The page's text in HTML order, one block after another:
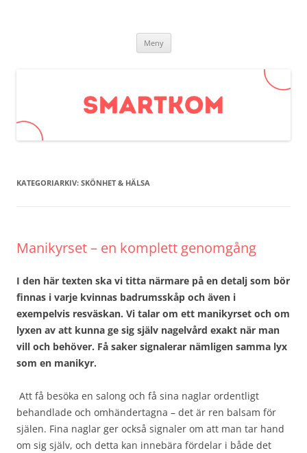
Meny Hoppa
innehåll
KATEGORIARKIV: SKÖNHET & HÄLSA
Manikyrset – en komplett genomgång
I den här texten ska vi titta närmare på en detalj som bör
finnas i varje kvinnas badrumsskåp och även i
exempelvis resväskan. Vi talar om ett manikyrset och om
lyxen av att kunna ge sig själv nagelvård exakt när man
vill och behöver. Få saker signalerar nämligen samma lyx
som en manikyr.
Att få besöka en salong och få sina naglar ordentligt
behandlade och omhändertagna – det är ren balsam för
själen. Fina naglar ger också signaler om att man tar hand
om sig själv, och detta kan innebära fördelar i både det